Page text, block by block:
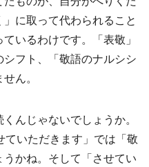
に取って代わられること
いるわけです。「表敬」
フト、「敬語のナルシシ
ん。
んじゃないでしょうか。
いただきます」では「敬
かね。そして「させてい